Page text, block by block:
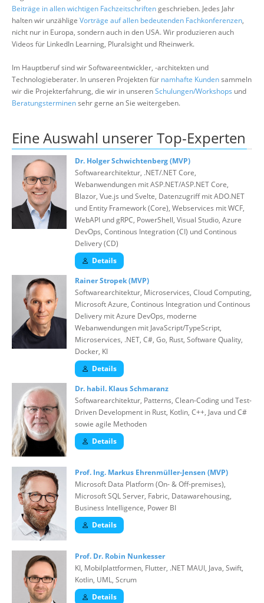
Über uns
Suche
Beiträge in allen wichtigen Fachzeitschriftengeschrieben. Jedes Jahr
halten wir unzählige Vorträge auf allen bedeutenden Fachkonferenzen,
nicht nur in Europa, sondern auch in den USA. Wir produzieren auch
Videos für LinkedIn Learning, Pluralsight und Rheinwerk.
Im Hauptberuf sind wir Softwareentwickler, -architekten und
Technologieberater. In unseren Projekten für namhafte Kundensammeln
wir die Projekterfahrung, die wir in unserenSchulungen/Workshops und
Beratungsterminensehr gerne an Sie weitergeben.
Eine Auswahl unserer Top-Experten
Dr. Holger Schwichtenberg (MVP)
Softwarearchitektur, .NET/.NET Core,
Webanwendungen mit ASP.NET/ASP.NET Core,
Blazor, Vue.js und Svelte, Datenzugriff mit ADO.NET
und Entity Framework (Core), Webservices mit WCF,
WebAPI und gRPC, PowerShell, Visual Studio, Azure
DevOps, Continous Integration (CI) und Continous
Delivery (CD)
Details
Rainer Stropek (MVP)
Softwarearchitektur, Microservices, Cloud Computing,
Microsoft Azure, Continous Integration und Continous
Delivery mit Azure DevOps, moderne
Webanwendungen mit JavaScript/TypeScript,
Microservices, .NET, C#, Go, Rust, Software Quality,
Docker, KI
Details
Dr. habil. Klaus Schmaranz
Softwarearchitektur, Patterns, Clean-Coding und Test-
Driven Development in Rust, Kotlin, C++, Java und C#
sowie agile Methoden
Details
Prof. Ing. Markus Ehrenmüller-Jensen (MVP)
Microsoft Data Platform (On- & Off-premises),
Microsoft SQL Server, Fabric, Datawarehousing,
Business Intelligence, Power BI
Details
Prof. Dr. Robin Nunkesser
KI, Mobilplattformen, Flutter, .NET MAUI, Java, Swift,
Kotlin, UML, Scrum
Details